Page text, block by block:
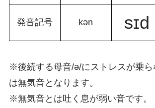
発音記号 kən sɪd
※後続する母音/ə/にストレスが乗
は無気音となります。
※無気音とは吐く息が弱い音です。